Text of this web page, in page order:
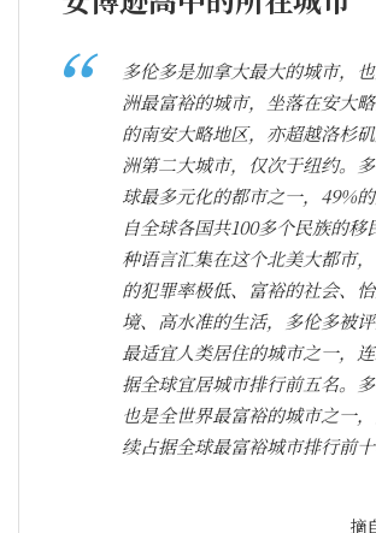
多伦多是加拿大最大的城市，
洲最富裕的城市，坐落在安大
的南安大略地区，亦超越洛杉
洲第二大城市，仅次于纽约。
球最多元化的都市之一，49%
自全球各国共100多个民族的移
种语言汇集在这个北美大都市
的犯罪率极低、富裕的社会、
境、高水准的生活，多伦多被
最适宜人类居住的城市之一，
据全球宜居城市排行前五名。
也是全世界最富裕的城市之一
续占据全球最富裕城市排行前十
摘